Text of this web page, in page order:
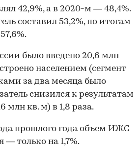
42,9%, а в 2020-м — 48,4%.
составил 53,2%, по итогам
было введено 20,6 млн
населением (сегмент
за два месяца было
снизился к результатам
млн кв. м) в 1,8 раза.
прошлого года объем ИЖС
только на 1,7%.